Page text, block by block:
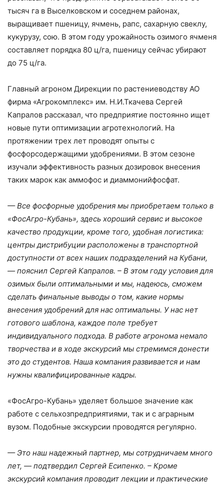
тысяч га в Выселковском и соседнем районах,
выращивает пшеницу, ячмень, рапс, сахарную свеклу,
кукурузу, сою. В этом году урожайность озимого ячменя
составляет порядка 80 ц/га, пшеницу сейчас убирают
до 75 ц/га.
Главный агроном Дирекции по растениеводству АО
фирма «Агрокомплекс» им. Н.И.Ткачева Сергей
Капралов рассказал, что предприятие постоянно ищет
новые пути оптимизации агротехнологий. На
протяжении трех лет проводят опыты с
фосфорсодержащими удобрениями. В этом сезоне
изучали эффективность разных дозировок внесения
таких марок как аммофос и диаммонийфосфат.
— Все фосфорные удобрения мы приобретаем только в
«ФосАгро-Кубань», здесь хороший сервис и высокое
качество продукции, кроме того, удобная логистика:
центры дистрибуции расположены в транспортной
доступности от всех наших подразделений на Кубани,
— пояснил Сергей Капралов. – В этом году условия для
озимых были оптимальными и мы, надеюсь, сможем
сделать финальные выводы о том, какие нормы
внесения удобрений для нас оптимальны. У нас нет
готового шаблона, каждое поле требует
индивидуального подхода. В работе агронома немало
творчества и в ходе экскурсий мы стремимся донести
это до студентов. Наша компания развивается и нам
нужны квалифицированные кадры.
«ФосАгро-Кубань» уделяет большое значение как
работе с сельхозпредприятиями, так и с аграрным
вузом. Подобные экскурсии проводятся регулярно.
— Это наш надежный партнер, мы сотрудничаем много
лет, — подтвердил Сергей Есипенко. – Кроме
экскурсий компания проводит лекции и практические